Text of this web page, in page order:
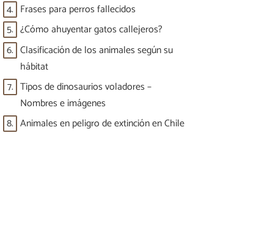
4. Frases para perros fallecidos
5. ¿Cómo ahuyentar gatos callejeros?
6. Clasificación de los animales según su
hábitat
7. Tipos de dinosaurios voladores –
Nombres e imágenes
8. Animales en peligro de extinción en Chile